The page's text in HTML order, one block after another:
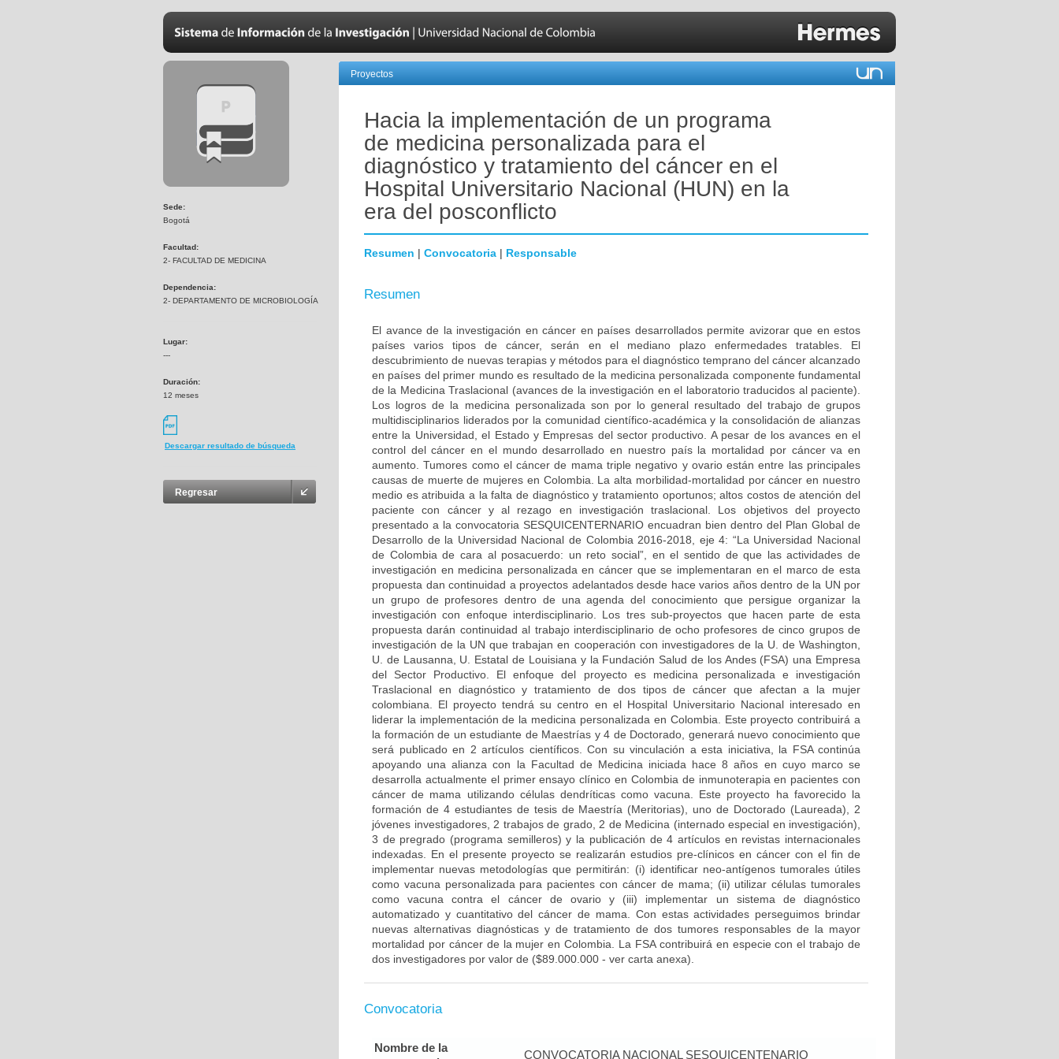
Sede:
Bogotá
Facultad:
2- FACULTAD DE MEDICINA
Dependencia:
2- DEPARTAMENTO DE MICROBIOLOGÍA
Lugar:
---
Duración:
12 meses
Descargar resultado de búsqueda
Regresar
Proyectos
Hacia la implementación de un programa
de medicina personalizada para el
diagnóstico y tratamiento del cáncer en el
Hospital Universitario Nacional (HUN) en la
era del posconflicto
Resumen | Convocatoria | Responsable
Resumen
El avance de la investigación en cáncer en países desarrollados permite avizorar que en estos
países varios tipos de cáncer, serán en el mediano plazo enfermedades tratables. El
descubrimiento de nuevas terapias y métodos para el diagnóstico temprano del cáncer alcanzado
en países del primer mundo es resultado de la medicina personalizada componente fundamental
de la Medicina Traslacional (avances de la investigación en el laboratorio traducidos al paciente).
Los logros de la medicina personalizada son por lo general resultado del trabajo de grupos
multidisciplinarios liderados por la comunidad científico-académica y la consolidación de alianzas
entre la Universidad, el Estado y Empresas del sector productivo. A pesar de los avances en el
control del cáncer en el mundo desarrollado en nuestro país la mortalidad por cáncer va en
aumento. Tumores como el cáncer de mama triple negativo y ovario están entre las principales
causas de muerte de mujeres en Colombia. La alta morbilidad-mortalidad por cáncer en nuestro
medio es atribuida a la falta de diagnóstico y tratamiento oportunos; altos costos de atención del
paciente con cáncer y al rezago en investigación traslacional. Los objetivos del proyecto
presentado a la convocatoria SESQUICENTERNARIO encuadran bien dentro del Plan Global de
Desarrollo de la Universidad Nacional de Colombia 2016-2018, eje 4: “La Universidad Nacional
de Colombia de cara al posacuerdo: un reto social”, en el sentido de que las actividades de
investigación en medicina personalizada en cáncer que se implementaran en el marco de esta
propuesta dan continuidad a proyectos adelantados desde hace varios años dentro de la UN por
un grupo de profesores dentro de una agenda del conocimiento que persigue organizar la
investigación con enfoque interdisciplinario. Los tres sub-proyectos que hacen parte de esta
propuesta darán continuidad al trabajo interdisciplinario de ocho profesores de cinco grupos de
investigación de la UN que trabajan en cooperación con investigadores de la U. de Washington,
U. de Lausanna, U. Estatal de Louisiana y la Fundación Salud de los Andes (FSA) una Empresa
del Sector Productivo. El enfoque del proyecto es medicina personalizada e investigación
Traslacional en diagnóstico y tratamiento de dos tipos de cáncer que afectan a la mujer
colombiana. El proyecto tendrá su centro en el Hospital Universitario Nacional interesado en
liderar la implementación de la medicina personalizada en Colombia. Este proyecto contribuirá a
la formación de un estudiante de Maestrías y 4 de Doctorado, generará nuevo conocimiento que
será publicado en 2 artículos científicos. Con su vinculación a esta iniciativa, la FSA continúa
apoyando una alianza con la Facultad de Medicina iniciada hace 8 años en cuyo marco se
desarrolla actualmente el primer ensayo clínico en Colombia de inmunoterapia en pacientes con
cáncer de mama utilizando células dendríticas como vacuna. Este proyecto ha favorecido la
formación de 4 estudiantes de tesis de Maestría (Meritorias), uno de Doctorado (Laureada), 2
jóvenes investigadores, 2 trabajos de grado, 2 de Medicina (internado especial en investigación),
3 de pregrado (programa semilleros) y la publicación de 4 artículos en revistas internacionales
indexadas. En el presente proyecto se realizarán estudios pre-clínicos en cáncer con el fin de
implementar nuevas metodologías que permitirán: (i) identificar neo-antígenos tumorales útiles
como vacuna personalizada para pacientes con cáncer de mama; (ii) utilizar células tumorales
como vacuna contra el cáncer de ovario y (iii) implementar un sistema de diagnóstico
automatizado y cuantitativo del cáncer de mama. Con estas actividades perseguimos brindar
nuevas alternativas diagnósticas y de tratamiento de dos tumores responsables de la mayor
mortalidad por cáncer de la mujer en Colombia. La FSA contribuirá en especie con el trabajo de
dos investigadores por valor de ($89.000.000 - ver carta anexa).
Convocatoria
Nombre de la
CONVOCATORIA NACIONAL SESQUICENTENARIO